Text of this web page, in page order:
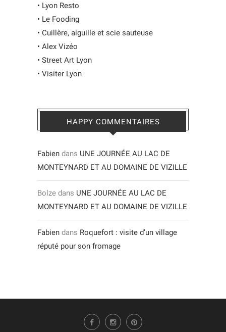
• Lyon Resto
• Le Fooding
• Cuillère, aiguille et scie sauteuse
• Alex Vizéo
• Street Art Lyon
• Visiter Lyon
HAPPY COMMENTAIRES
Fabien dans UNE JOURNÉE AU LAC DE
MONTEYNARD ET AU DOMAINE DE VIZILLE
Bolze dans UNE JOURNÉE AU LAC DE
MONTEYNARD ET AU DOMAINE DE VIZILLE
Fabien dans Roquefort : visite d’un village
réputé pour son fromage